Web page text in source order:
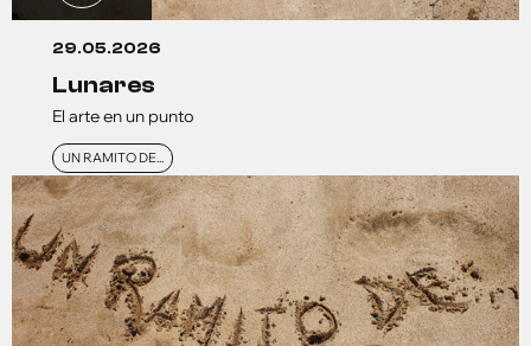
29.05.2026
lunares
El arte en un punto
UN RAMITO DE...